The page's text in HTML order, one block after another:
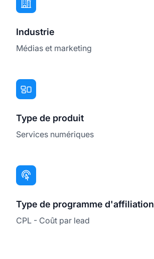
Industrie
Médias et marketing
Type de produit
Services numériques
Type de programme d'affiliation
CPL - Coût par lead